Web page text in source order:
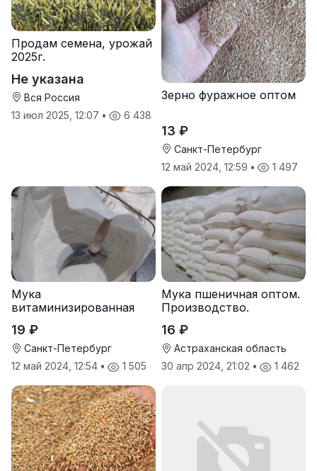
Продам семена, урожай
2025г.
Не указана
Вся Россия
13 июл 2025, 12:07 • 6 438
Зерно фуражное оптом
13 ₽
Санкт-Петербург
12 май 2024, 12:59 • 1 497
Мука
витаминизированная
19 ₽
Санкт-Петербург
12 май 2024, 12:54 • 1 505
Мука пшеничная оптом.
Производство.
16 ₽
Астраханская область
30 апр 2024, 21:02 • 1 462